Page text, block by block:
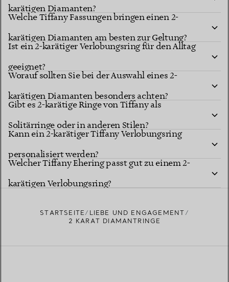
karätigen Diamanten?
Welche Tiffany Fassungen bringen einen 2-
karätigen Diamanten am besten zur Geltung?
Ist ein 2-karätiger Verlobungsring für den Alltag
geeignet?
Worauf sollten Sie bei der Auswahl eines 2-
karätigen Diamanten besonders achten?
Gibt es 2-karätige Ringe von Tiffany als
Solitärringe oder in anderen Stilen?
Kann ein 2-karätiger Tiffany Verlobungsring
personalisiert werden?
Welcher Tiffany Ehering passt gut zu einem 2-
karätigen Verlobungsring?
STARTSEITE
LIEBE UND ENGAGEMENT
2 KARAT DIAMANTRINGE